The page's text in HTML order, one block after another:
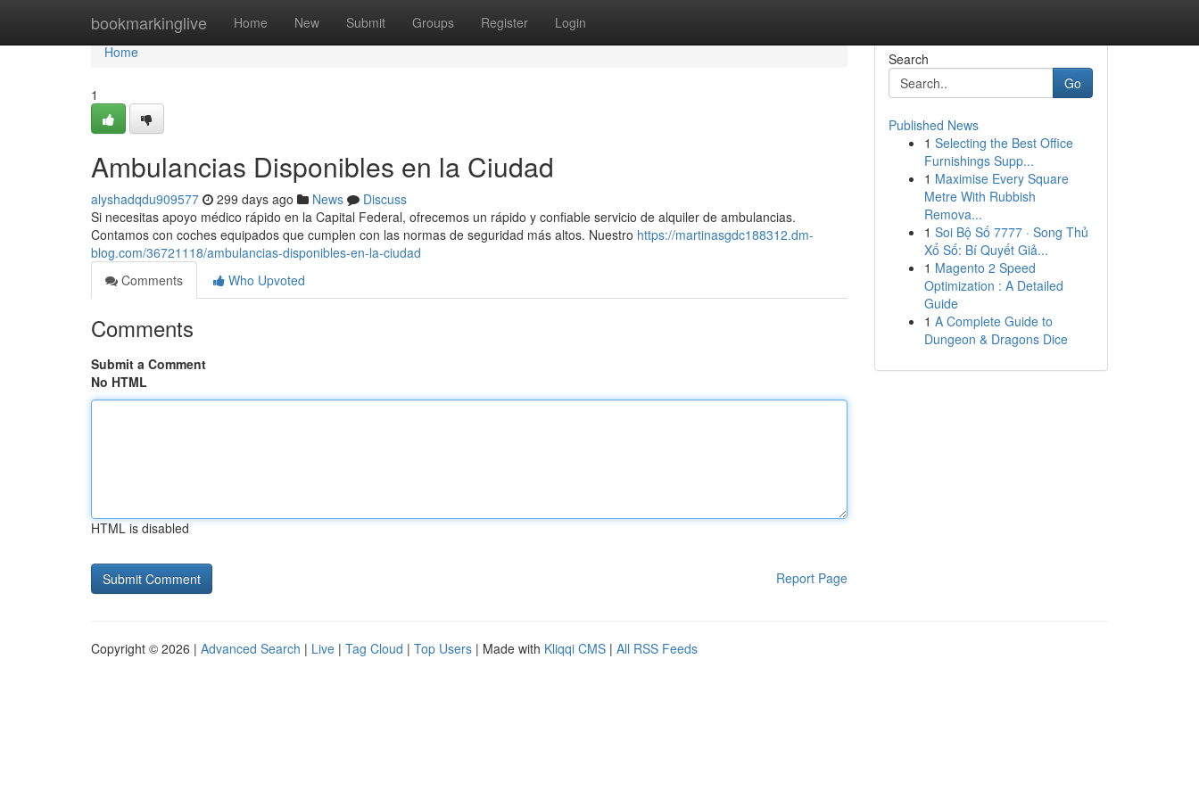
bookmarkinglive Home New Submit Groups Register Login
Home
Home
1
Ambulancias Disponibles en la Ciudad
alyshadqdu909577 299 days ago News
Discuss
Si necesitas apoyo médico rápido en la Capital Federal, ofrecemos un rápido y confiable servicio de alquiler de ambulancias.
Contamos con coches equipados que cumplen con las normas de seguridad más altos. Nuestro https://martinasgdc188312.dm-
blog.com/36721118/ambulancias-disponibles-en-la-ciudad
Comments
Who Upvoted
Comments
Submit a Comment
No HTML
HTML is disabled
Report Page
Search
Go
Published News
1 Selecting the Best Office
Furnishings Supp...
1 Maximise Every Square
Metre With Rubbish
Remova...
1 Soi Bộ Số 7777 · Song Thủ
Xổ Số: Bí Quyết Giả...
1 Magento 2 Speed
Optimization : A Detailed
Guide
1 A Complete Guide to
Dungeon & Dragons Dice
Copyright © 2026 | Advanced Search | Live | Tag Cloud | Top Users | Made with Kliqqi CMS | All RSS Feeds